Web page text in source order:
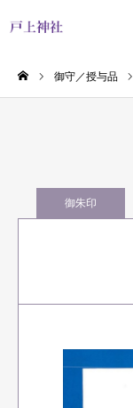
御守／授与品
御朱印
年間行事
参拝／行事